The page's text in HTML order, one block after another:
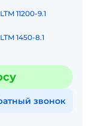
11200-9.1
1450-8.1
звонок